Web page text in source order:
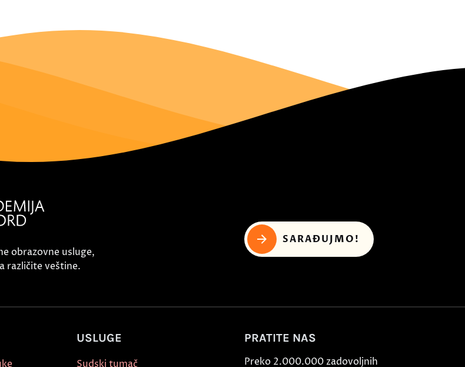
obrazovne usluge,
različite veštine.
SARAĐUJMO!
USLUGE
Sudski tumač
PRATITE NAS
Preko 2.000.000 zadovoljnih